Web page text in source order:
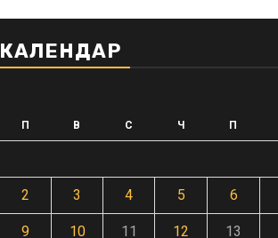
КАЛЕНДАР
П В С Ч П
2 3 4 5 6
9 10 11 12 13